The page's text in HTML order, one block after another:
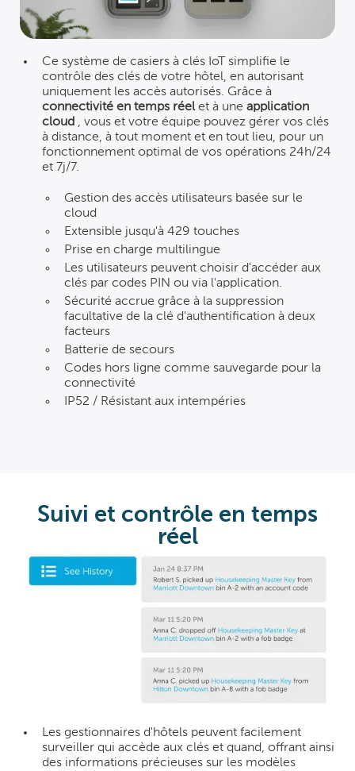
Ce système de casiers à clés IoT simplifie le
contrôle des clés de votre hôtel, en autorisant
uniquement les accès autorisés. Grâce à
connectivité en temps réelet à une application
cloud , vous et votre équipe pouvez gérer vos clés
à distance, à tout moment et en tout lieu, pour un
fonctionnement optimal de vos opérations 24h/24
et 7j/7.
Gestion des accès utilisateurs basée sur le
cloud
Extensible jusqu'à 429 touches
Prise en charge multilingue
Les utilisateurs peuvent choisir d'accéder aux
clés par codes PIN ou via l'application.
Sécurité accrue grâce à la suppression
facultative de la clé d'authentification à deux
facteurs
Batterie de secours
Codes hors ligne comme sauvegarde pour la
connectivité
IP52 / Résistant aux intempéries
Suivi et contrôle en temps
réel
Les gestionnaires d'hôtels peuvent facilement
surveiller qui accède aux clés et quand, offrant ainsi
des informations précieuses sur les modèles